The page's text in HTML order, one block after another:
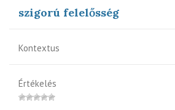
szigorú felelősség
Kontextus
Értékelés